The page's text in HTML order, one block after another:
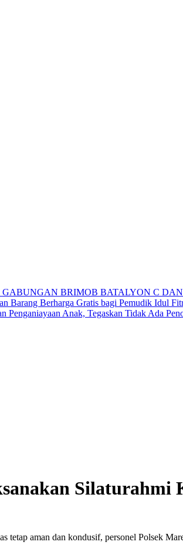
BRIMOB BATALYON C
Barang Berharga Gratis bagi Pemudik Idul
Penganiayaan Anak, Tegaskan Tidak Ada
Silaturahmi
aman dan kondusif, personel Polsek